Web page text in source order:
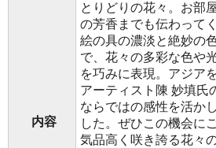
内容
とりどりの花々。お部
の芳香までも伝わって
絵の具の濃淡と絶妙の
で、花々の多彩な色や
を巧みに表現。アジア
アーティスト陳 妙填氏
ならではの感性を活か
した。ぜひこの機会に
気品高く咲き誇る花々